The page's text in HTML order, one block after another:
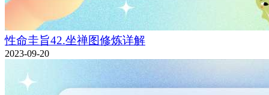
性命圭旨42.坐禅图修炼详解
2023-09-20